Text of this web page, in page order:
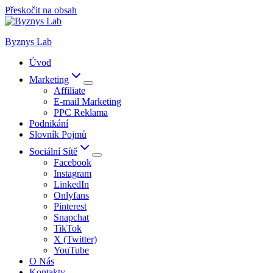
Přeskočit na obsah
Byznys Lab
Úvod
Marketing
Affiliate
E-mail Marketing
PPC Reklama
Podnikání
Slovník Pojmů
Sociální Sítě
Facebook
Instagram
LinkedIn
Onlyfans
Pinterest
Snapchat
TikTok
X (Twitter)
YouTube
O Nás